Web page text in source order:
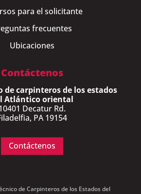
para el solicitante
frecuentes
Ubicaciones
Contáctenos
de carpinteros de los estados
Atlántico oriental
Decatur Rd.
PA 19154
Contáctenos
de Carpinteros de los Estados del